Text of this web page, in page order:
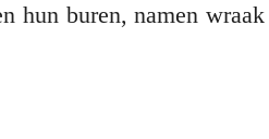
hun buren, namen